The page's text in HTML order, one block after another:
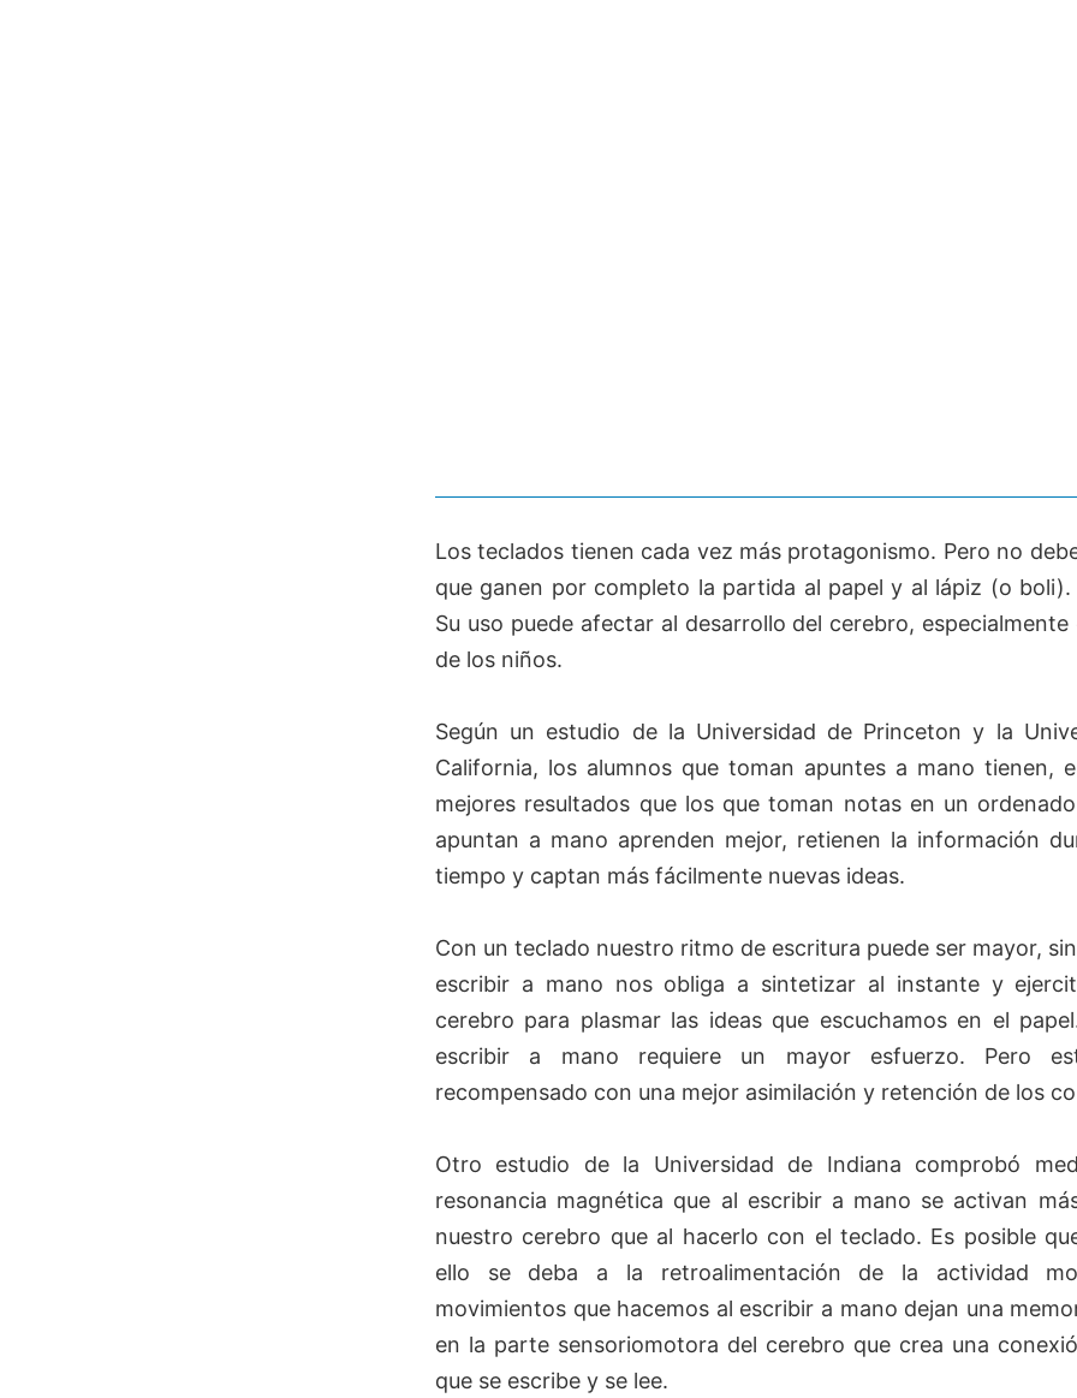
Los teclados tienen cada vez más protagonismo. Pero no
que ganen por completo la partida al papel y al lápiz (o boli).
Su uso puede afectar al desarrollo del cerebro, especialmente
de los niños.
Según un estudio de la Universidad de Princeton y la
California, los alumnos que toman apuntes a mano tienen,
mejores resultados que los que toman notas en un
apuntan a mano aprenden mejor, retienen la información
tiempo y captan más fácilmente nuevas ideas.
Con un teclado nuestro ritmo de escritura puede ser mayor,
escribir a mano nos obliga a sintetizar al instante y
cerebro para plasmar las ideas que escuchamos en el
escribir a mano requiere un mayor esfuerzo. Pero
recompensado con una mejor asimilación y retención de los
Otro estudio de la Universidad de Indiana comprobó
resonancia magnética que al escribir a mano se activan
nuestro cerebro que al hacerlo con el teclado. Es posible
ello se deba a la retroalimentación de la actividad
movimientos que hacemos al escribir a mano dejan una
en la parte sensoriomotora del cerebro que crea una
que se escribe y se lee.